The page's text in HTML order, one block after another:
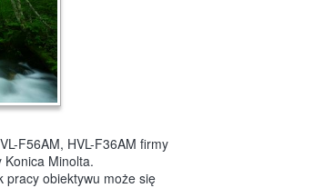
F56AM, HVL-F36AM firmy
Minolta.
pracy obiektywu może się